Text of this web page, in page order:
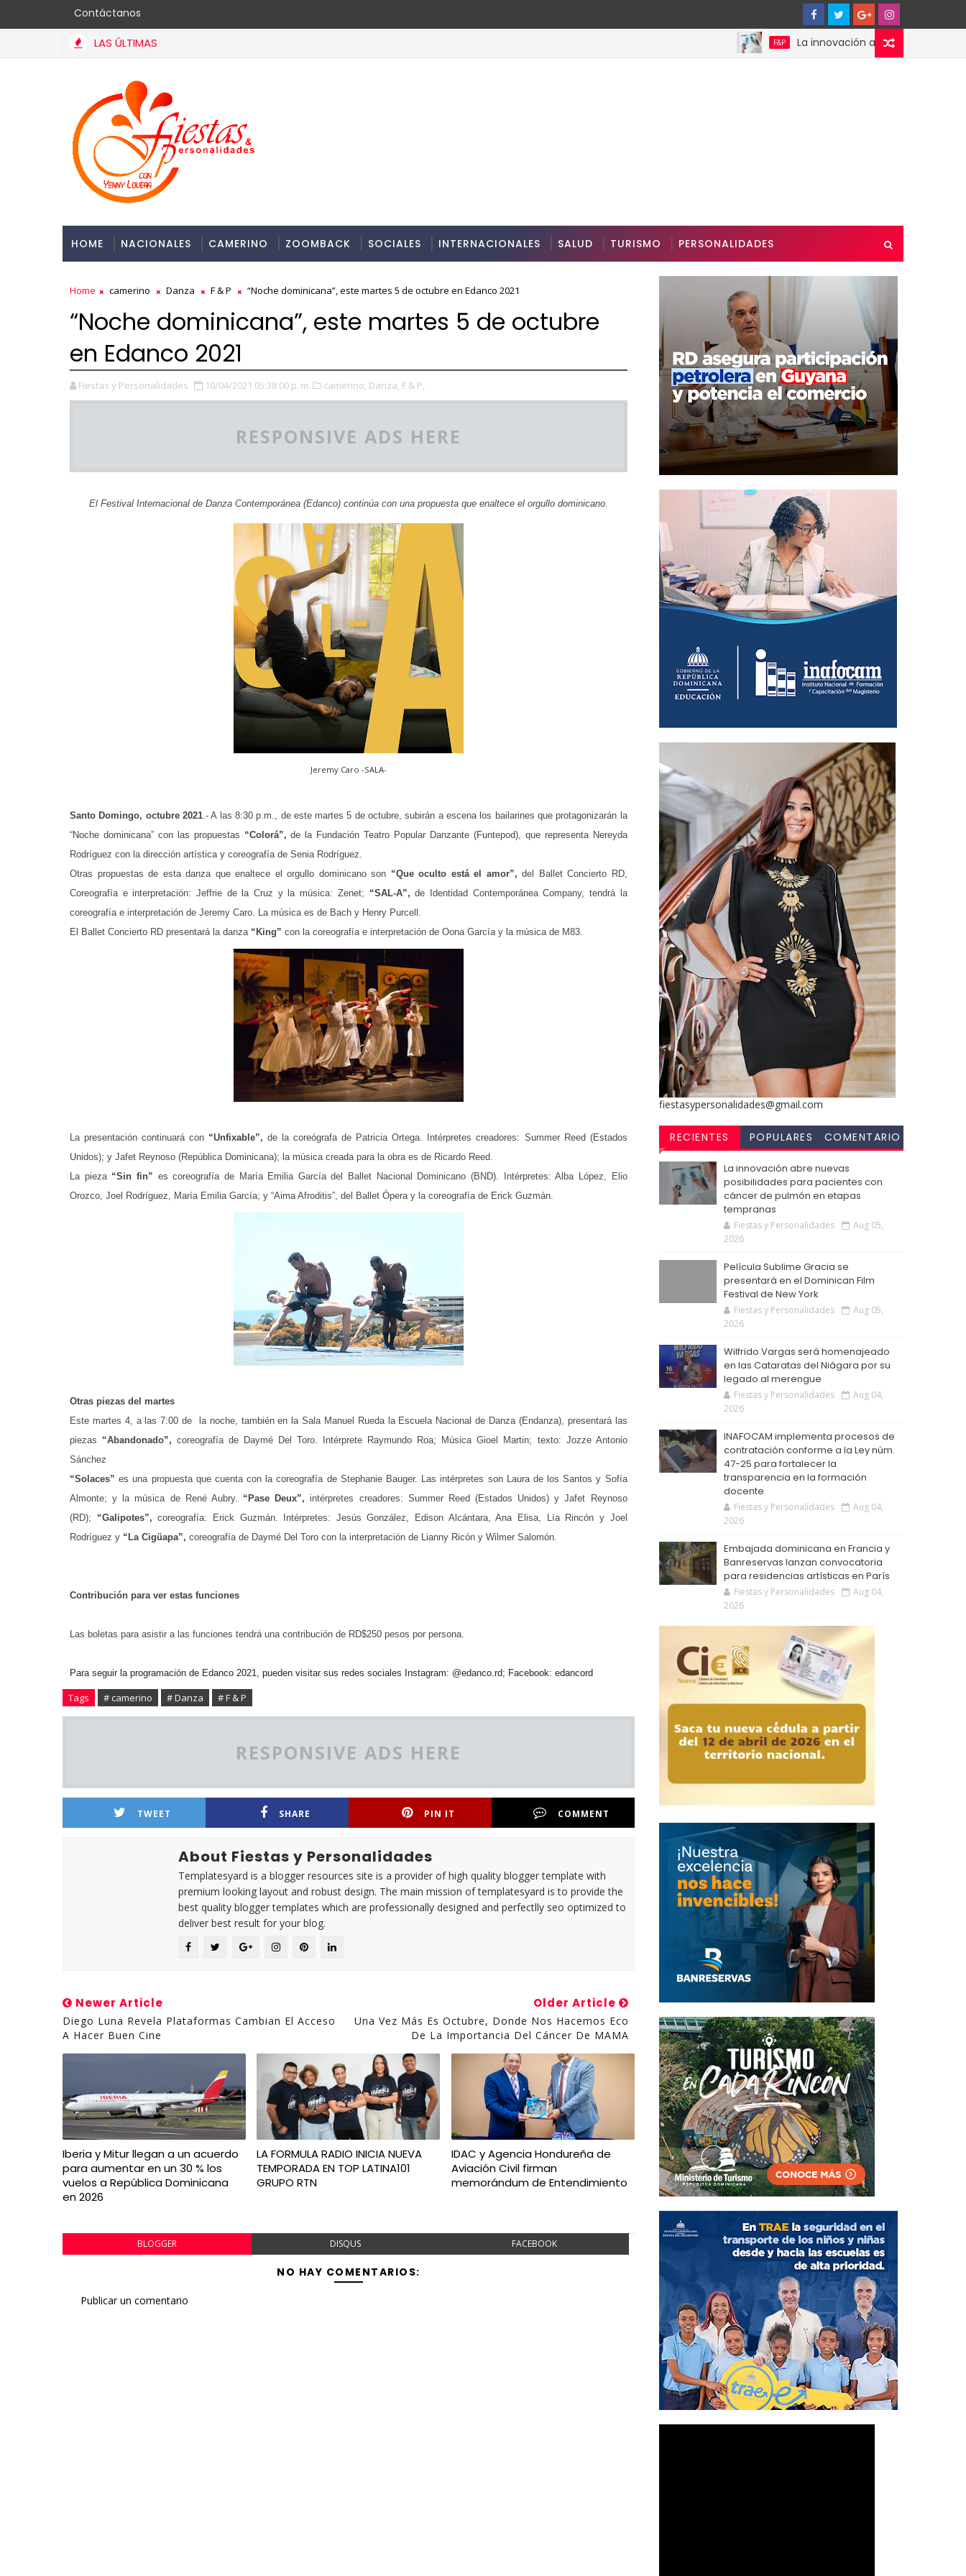
Contáctanos
LAS ÚLTIMAS
La innovación abre nuevas posibilidades
HOME NACIONALES CAMERINO ZOOMBACK SOCIALES INTERNACIONALES SALUD TURISMO PERSONALIDADES
Home camerino Danza F & P “Noche dominicana”, este martes 5 de octubre en Edanco 2021
“Noche dominicana”, este martes 5 de octubre
en Edanco 2021
Fiestas y Personalidades 10/04/2021 05:38:00 p. m. camerino, Danza, F & P,
RESPONSIVE ADS HERE
El Festival Internacional de Danza Contemporánea (Edanco) continúa con una propuesta que enaltece el orgullo dominicano.
Jeremy Caro -SALA-
Santo Domingo, octubre 2021.- A las 8:30 p.m., de este martes 5 de octubre, subirán a escena los bailarines que protagonizarán la
“Noche dominicana” con las propuestas “Colorá”, de la Fundación Teatro Popular Danzante (Funtepod), que representa Nereyda
Rodríguez con la dirección artística y coreografía de Senia Rodríguez.
Otras propuestas de esta danza que enaltece el orgullo dominicano son “Que oculto está el amor”, del Ballet Concierto RD,
Coreografía e interpretación: Jeffrie de la Cruz y la música: Zenet; “SAL-A”, de Identidad Contemporánea Company, tendrá la
coreografía e interpretación de Jeremy Caro. La música es de Bach y Henry Purcell.
El Ballet Concierto RD presentará la danza “King” con la coreografía e interpretación de Oona García y la música de M83.
La presentación continuará con “Unfixable”, de la coreógrafa de Patricia Ortega. Intérpretes creadores: Summer Reed (Estados
Unidos); y Jafet Reynoso (República Dominicana); la música creada para la obra es de Ricardo Reed.
La pieza“Sin fin” es coreografía de María Emilia García del Ballet Nacional Dominicano (BND). Intérpretes: Alba López, Elio
Orozco, Joel Rodríguez, María Emilia García; y “Aima Afroditis”, del Ballet Ópera y la coreografía de Erick Guzmán.
Otras piezas del martes
Este martes 4, a las 7:00 de la noche, también en la Sala Manuel Rueda la Escuela Nacional de Danza (Endanza), presentará las
piezas “Abandonado”, coreografía de Daymé Del Toro. Intérprete Raymundo Roa; Música Gioel Martin; texto: Jozze Antonio
Sánchez
“Solaces”es una propuesta que cuenta con la coreografía de Stephanie Bauger. Las intérpretes son Laura de los Santos y Sofía
Almonte; y la música de René Aubry. “Pase Deux”, intérpretes creadores: Summer Reed (Estados Unidos) y Jafet Reynoso
(RD); “Galipotes”, coreografía: Erick Guzmán. Intérpretes: Jesús González, Edison Alcántara, Ana Elisa, Lía Rincón y Joel
Rodríguez y “La Cigüapa”, coreografía de Daymé Del Toro con la interpretación de Lianny Ricón y Wilmer Salomón.
Contribución para ver estas funciones
Las boletas para asistir a las funciones tendrá una contribución de RD$250 pesos por persona.
Para seguir la programación de Edanco 2021, pueden visitar sus redes sociales Instagram: @edanco.rd; Facebook: edancord
Tags # camerino # Danza # F & P
RESPONSIVE ADS HERE
TWEET SHARE PIN IT COMMENT
About Fiestas y Personalidades
Templatesyard is a blogger resources site is a provider of high quality blogger template with
premium looking layout and robust design. The main mission of templatesyard is to provide the
best quality blogger templates which are professionally designed and perfectlly seo optimized to
deliver best result for your blog.
Newer Article
Diego Luna Revela Plataformas Cambian El Acceso
A Hacer Buen Cine
Older Article
Una Vez Más Es Octubre, Donde Nos Hacemos Eco
De La Importancia Del Cáncer De MAMA
Iberia y Mitur llegan a un acuerdo
para aumentar en un 30 % los
vuelos a República Dominicana
en 2026
LA FORMULA RADIO INICIA NUEVA
TEMPORADA EN TOP LATINA101
GRUPO RTN
IDAC y Agencia Hondureña de
Aviación Civil firman
memorándum de Entendimiento
BLOGGER DISQUS FACEBOOK
NO HAY COMENTARIOS:
Publicar un comentario
fiestasypersonalidades@gmail.com
RECIENTES POPULARES
COMENTARIO
La innovación abre nuevas
posibilidades para pacientes con
cáncer de pulmón en etapas
tempranas
Fiestas y Personalidades
Aug 05,
2026
Película Sublime Gracia se
presentará en el Dominican Film
Festival de New York
Fiestas y Personalidades
Aug 05,
2026
Wilfrido Vargas será homenajeado
en las Cataratas del Niágara por su
legado al merengue
Fiestas y Personalidades
Aug 04,
2026
INAFOCAM implementa procesos de
contratación conforme a la Ley núm.
47-25 para fortalecer la
transparencia en la formación
docente
Fiestas y Personalidades
Aug 04,
2026
Embajada dominicana en Francia y
Banreservas lanzan convocatoria
para residencias artísticas en París
Fiestas y Personalidades
Aug 04,
2026